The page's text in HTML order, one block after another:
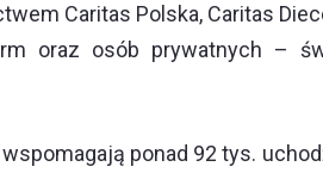
Caritas Polska, Caritas
oraz osób prywatnych –
ponad 92 tys.